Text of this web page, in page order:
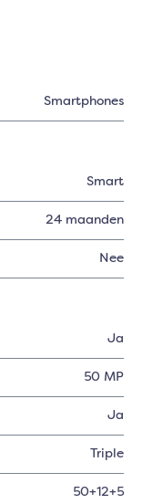
Smartphones
Smart
24 maanden
Nee
Ja
50 MP
Ja
Triple
50+12+5